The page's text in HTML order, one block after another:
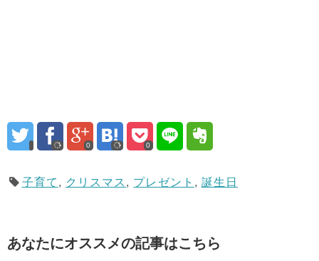
0 0
子育て , クリスマス , プレゼント , 誕生日
あなたにオススメの記事はこちら